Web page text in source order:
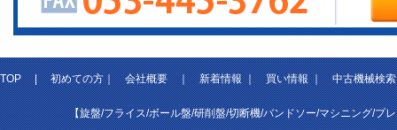
TOP|初めての方｜会社概要｜新着情報｜買い情報｜中古機械検索
【旋盤/フライス/ボール盤/研削盤/切断機/バンドソー/マシニング/プ